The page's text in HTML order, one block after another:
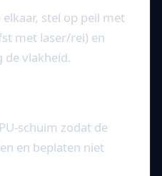
stel op peil met
met laser/rei) en
vlakheid.
schuim zodat de
en beplaten niet